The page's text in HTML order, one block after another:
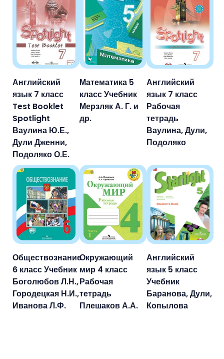
Английский
язык 7 класс
Test Booklet
Spotlight
Ваулина Ю.Е.,
Дули Дженни,
Подоляко О.Е.
Математика 5
класс Учебник
Мерзляк А. Г. и
др.
Английский
язык 7 класс
Рабочая
тетрадь
Ваулина, Дули,
Подоляко
Обществознание
6 класс Учебник
Боголюбов Л.Н.,
Городецкая Н.И.,
Иванова Л.Ф.
Окружающий
мир 4 класс
Рабочая
тетрадь
Плешаков А.А.
Английский
язык 5 класс
Учебник
Баранова, Дули,
Копылова